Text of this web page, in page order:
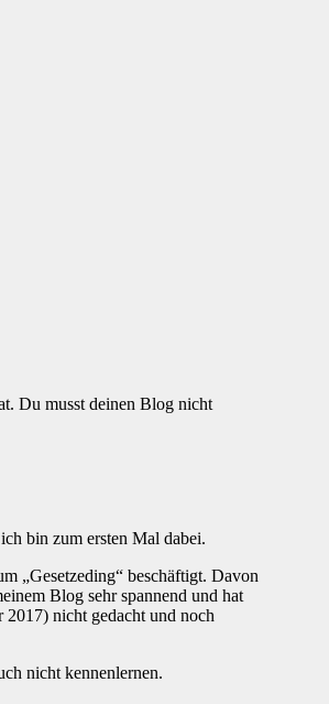
Du musst deinen Blog nicht
bin zum ersten Mal dabei.
„Gesetzeding“ beschäftigt. Davon
Blog sehr spannend und hat
nicht gedacht und noch
nicht kennenlernen.